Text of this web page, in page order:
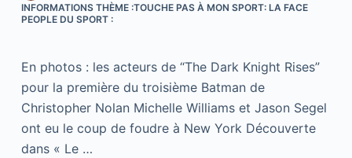
c
o
e
n
u
INFORMATIONS THÈME :TOUCHE PAS À MON SPORT: LA FACE
PEOPLE DU SPORT :
En photos : les acteurs de “The Dark Knight Rises”
pour la première du troisième Batman de
Christopher Nolan Michelle Williams et Jason Segel
ont eu le coup de foudre à New York Découverte
dans « Le …